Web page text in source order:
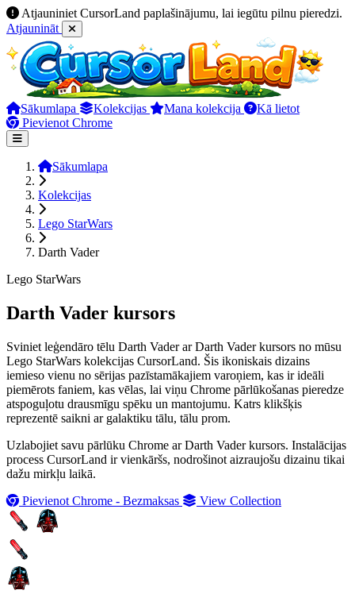
Atjauniniet CursorLand paplašinājumu, lai iegūtu pilnu pieredzi.
Atjaunināt
Sākumlapa Kolekcijas Mana kolekcija
Kā lietot
Pievienot Chrome
Sākumlapa
Kolekcijas
Lego StarWars
Darth Vader
Lego StarWars
Darth Vader kursors
Sviniet leģendāro tēlu Darth Vader ar Darth Vader kursors no mūsu
Lego StarWars kolekcijas CursorLand. Šis ikoniskais dizains
iemieso vienu no sērijas pazīstamākajiem varoņiem, kas ir ideāli
piemērots faniem, kas vēlas, lai viņu Chrome pārlūkošanas pieredze
atspoguļotu drausmīgu spēku un mantojumu. Katrs klikšķis
reprezentē saikni ar galaktiku tālu, tālu prom.
Uzlabojiet savu pārlūku Chrome ar Darth Vader kursors. Instalācijas
process CursorLand ir vienkāršs, nodrošinot aizraujošu dizainu tikai
dažu mirkļu laikā.
Pievienot Chrome - Bezmaksas
View Collection